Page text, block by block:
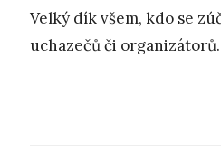
Velký dík všem, kdo se
uchazečů či organizátorů.